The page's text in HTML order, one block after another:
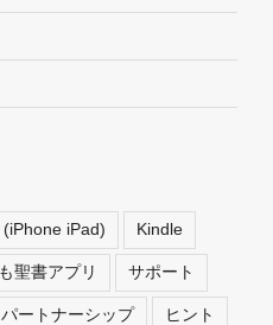
(iPhone iPad) Kindle
聖書アプリ サポート
パートナーシップ ヒント